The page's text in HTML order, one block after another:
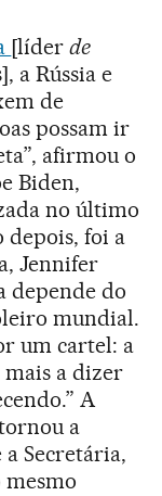
[líderde
a Rússia e
de
possam ir
afirmou o
Biden,
no último
depois, foi a
Jennifer
depende do
mundial.
um cartel: a
mais a dizer
A
a
Secretária,
mesmo